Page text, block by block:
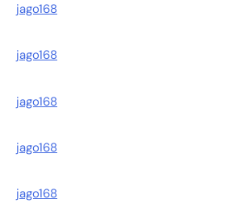
jago168
jago168
jago168
jago168
jago168